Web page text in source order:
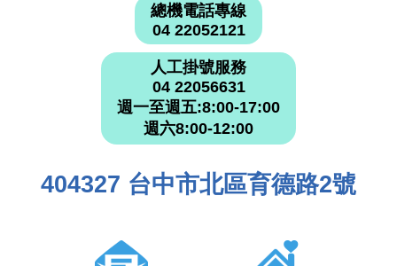
總機電話專線
04 22052121
人工掛號服務
04 22056631
週一至週五:8:00-17:00
週六8:00-12:00
404327 台中市北區育德路2號